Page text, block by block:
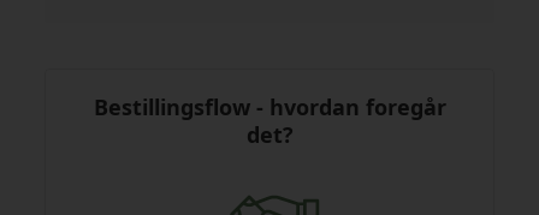
Bestillingsflow - hvordan foregår
det?